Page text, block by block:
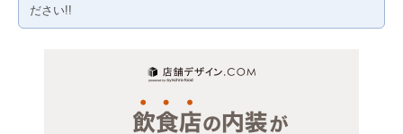
賃料20万円以下
医療・歯科・クリニック
ジム・教室・スタジオ
洋食
千葉
ださい!!